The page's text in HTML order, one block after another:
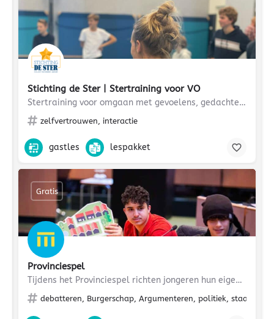
Stichting de Ster | Stertraining voor VO
Stertraining voor omgaan met gevoelens, gedachten en grenzen
zelfvertrouwen, interactie
gastles lespakket
Provinciespel
Tijdens het Provinciespel richten jongeren hun eigen provincie in. Moet er meer streekvervoer komen, sneller…
debatteren, Burgerschap, Argumenteren, politiek,
Gratis